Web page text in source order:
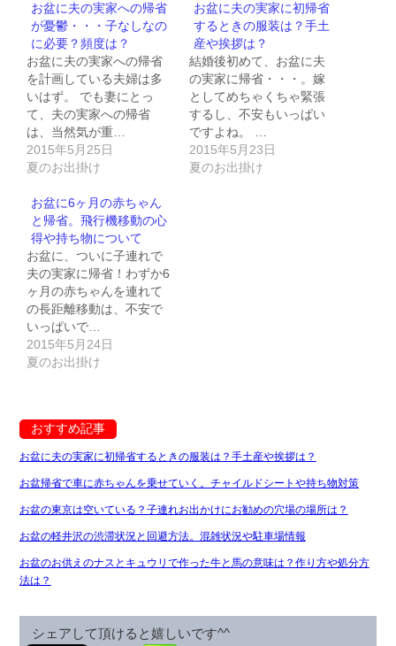
お盆に夫の実家への帰省
が憂鬱・・・子なしなの
に必要？頻度は？
お盆に夫の実家への帰省
を計画している夫婦は多
いはず。 でも妻にとっ
て、夫の実家への帰省
は、当然気が重…
2015年5月25日
夏のお出掛け
お盆に夫の実家に初帰省
するときの服装は？手土
産や挨拶は？
結婚後初めて、お盆に夫
の実家に帰省・・・。嫁
としてめちゃくちゃ緊張
するし、不安もいっぱい
ですよね。 …
2015年5月23日
夏のお出掛け
お盆に6ヶ月の赤ちゃん
と帰省。飛行機移動の心
得や持ち物について
お盆に、ついに子連れで
夫の実家に帰省！わずか6
ヶ月の赤ちゃんを連れて
の長距離移動は、不安で
いっぱいで…
2015年5月24日
夏のお出掛け
おすすめ記事
お盆に夫の実家に初帰省するときの服装は？手土産や挨拶は？
お盆帰省で車に赤ちゃんを乗せていく。チャイルドシートや持ち物対策
お盆の東京は空いている？子連れお出かけにお勧めの穴場の場所は？
お盆の軽井沢の渋滞状況と回避方法。混雑状況や駐車場情報
お盆のお供えのナスとキュウリで作った牛と馬の意味は？作り方や処分方
法は？
シェアして頂けると嬉しいです^^